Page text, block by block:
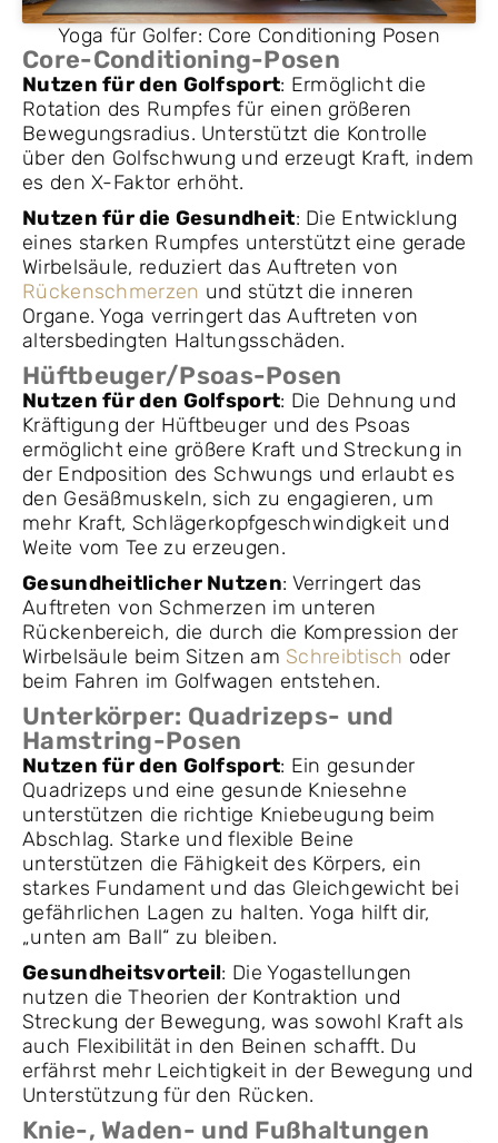
Yoga für Golfer: Core Conditioning Posen
Core-Conditioning-Posen
Nutzen für den Golfsport: Ermöglicht die
Rotation des Rumpfes für einen größeren
Bewegungsradius. Unterstützt die Kontrolle
über den Golfschwung und erzeugt Kraft, indem
es den X-Faktor erhöht.
Nutzen für die Gesundheit: Die Entwicklung
eines starken Rumpfes unterstützt eine gerade
Wirbelsäule, reduziert das Auftreten von
Rückenschmerzen und stützt die inneren
Organe. Yoga verringert das Auftreten von
altersbedingten Haltungsschäden.
Hüftbeuger/Psoas-Posen
Nutzen für den Golfsport: Die Dehnung und
Kräftigung der Hüftbeuger und des Psoas
ermöglicht eine größere Kraft und Streckung in
der Endposition des Schwungs und erlaubt es
den Gesäßmuskeln, sich zu engagieren, um
mehr Kraft, Schlägerkopfgeschwindigkeit und
Weite vom Tee zu erzeugen.
Gesundheitlicher Nutzen: Verringert das
Auftreten von Schmerzen im unteren
Rückenbereich, die durch die Kompression der
Wirbelsäule beim Sitzen am Schreibtisch oder
beim Fahren im Golfwagen entstehen.
Unterkörper: Quadrizeps- und
Hamstring-Posen
Nutzen für den Golfsport: Ein gesunder
Quadrizeps und eine gesunde Kniesehne
unterstützen die richtige Kniebeugung beim
Abschlag. Starke und flexible Beine
unterstützen die Fähigkeit des Körpers, ein
starkes Fundament und das Gleichgewicht bei
gefährlichen Lagen zu halten. Yoga hilft dir,
„unten am Ball“ zu bleiben.
Gesundheitsvorteil: Die Yogastellungen
nutzen die Theorien der Kontraktion und
Streckung der Bewegung, was sowohl Kraft als
auch Flexibilität in den Beinen schafft. Du
erfährst mehr Leichtigkeit in der Bewegung und
Unterstützung für den Rücken.
Knie-, Waden- und Fußhaltungen